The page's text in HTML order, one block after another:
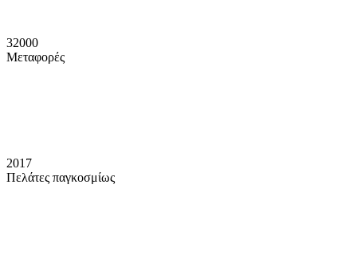
32000
Μεταφορές
2017
Πελάτες παγκοσμίως